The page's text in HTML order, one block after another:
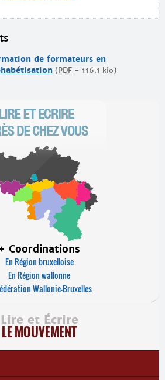
de formateurs en
( PDF- 116.1 kio)
Coordinations
En Région bruxelloise
En Région wallonne
Wallonie-Bruxelles
Lire et Écrire
LE MOUVEMENT